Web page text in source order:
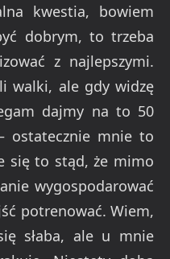
kwestia, bowiem
dobrym, to trzeba
z najlepszymi.
walki, ale gdy widzę
dajmy na to 50
ostatecznie mnie to
się to stąd, że mimo
wygospodarować
potrenować. Wiem,
słaba, ale u mnie